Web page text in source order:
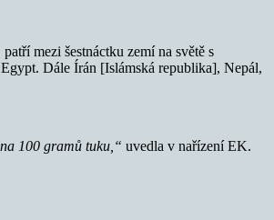
mezi šestnáctku zemí na světě s
Dále Írán [Islámská republika], Nepál,
100 gramů tuku,“ uvedla v nařízení EK.